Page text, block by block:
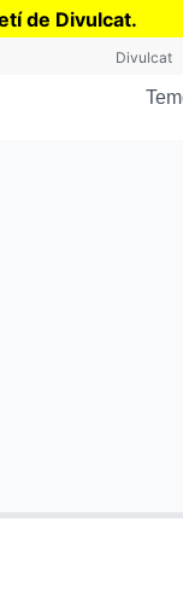
de Divulcat.
Divulcat